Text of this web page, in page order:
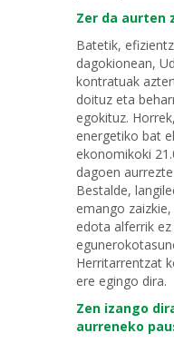
Zer da aurten
Batetik,
dagokionean,
kontratuak
doituz eta
egokituz.
energetiko bat
ekonomikoki
dagoen
Bestalde,
emango
edota alferrik
Herritarrentzat
ere egingo dira.
Zen izango
aurreneko